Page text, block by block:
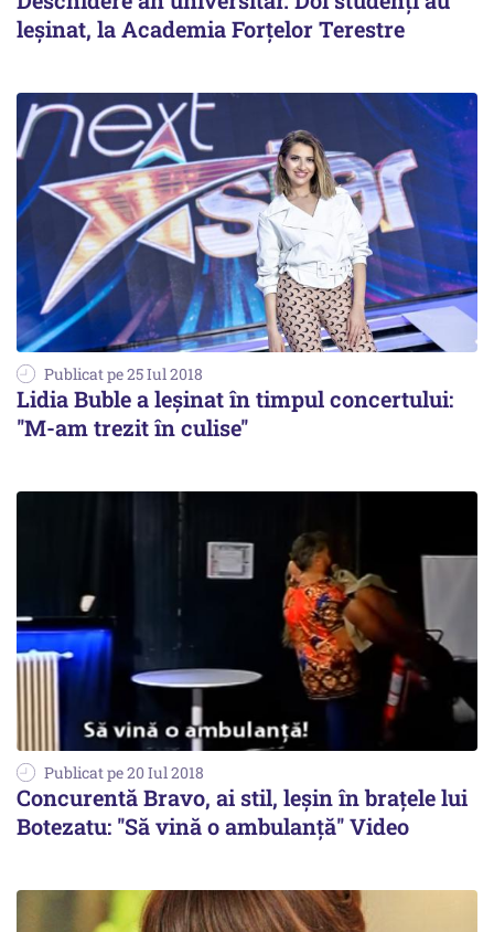
leșinat, la Academia Forțelor Terestre
Publicat pe 25 Iul 2018
Lidia Buble a leșinat în timpul concertului:
''M-am trezit în culise''
Publicat pe 20 Iul 2018
Concurentă Bravo, ai stil, leșin în brațele lui
Botezatu: ''Să vină o ambulanță'' Video